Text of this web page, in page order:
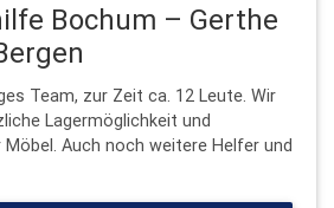
Bochum – Gerthe
Team, zur Zeit ca. 12 Leute. Wir
Lagermöglichkeit und
Auch noch weitere Helfer und